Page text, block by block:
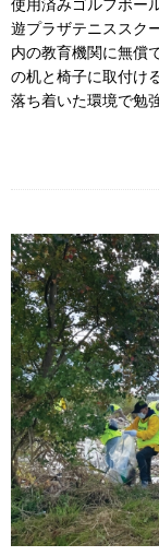
使用済みゴルフボー
遊プラザテニススク
内の教育機関に無償
の机と椅子に取付け
落ち着いた環境で勉